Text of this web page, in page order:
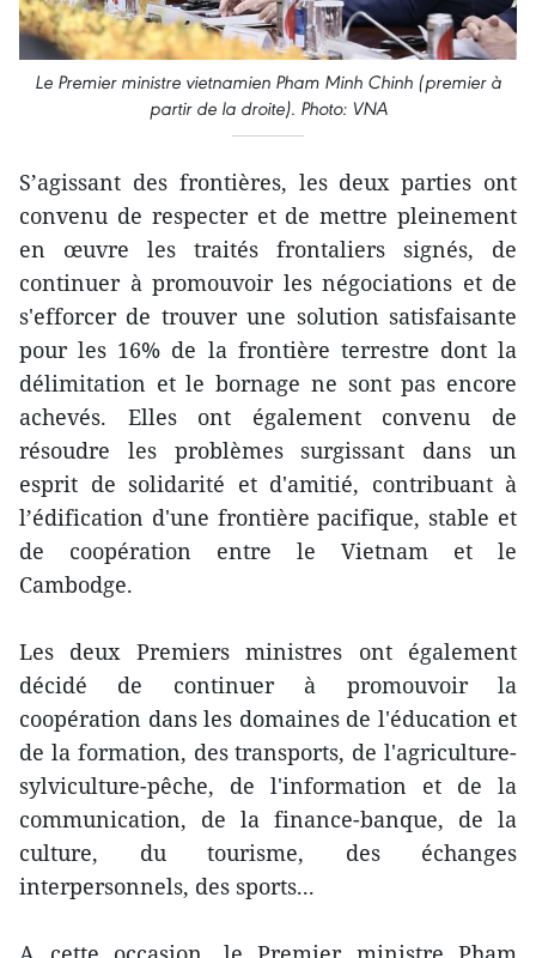
Le Premier ministre vietnamien Pham Minh Chinh (premier à
partir de la droite). Photo: VNA
S’agissant des frontières, les deux parties ont
convenu de respecter et de mettre pleinement
en œuvre les traités frontaliers signés, de
continuer à promouvoir les négociations et de
s'efforcer de trouver une solution satisfaisante
pour les 16% de la frontière terrestre dont la
délimitation et le bornage ne sont pas encore
achevés. Elles ont également convenu de
résoudre les problèmes surgissant dans un
esprit de solidarité et d'amitié, contribuant à
l’édification d'une frontière pacifique, stable et
de coopération entre le Vietnam et le
Cambodge.
Les deux Premiers ministres ont également
décidé de continuer à promouvoir la
coopération dans les domaines de l'éducation et
de la formation, des transports, de l'agriculture-
sylviculture-pêche, de l'information et de la
communication, de la finance-banque, de la
culture, du tourisme, des échanges
interpersonnels, des sports...